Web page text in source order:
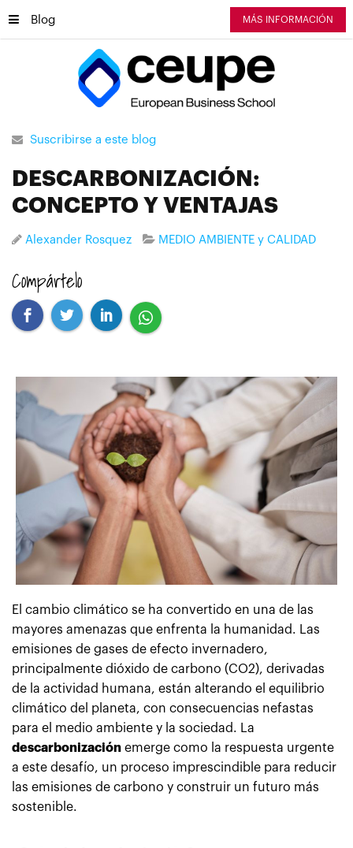
Blog MÁS INFORMACIÓN
Suscribirse a este blog
DESCARBONIZACIÓN:
CONCEPTO Y VENTAJAS
Alexander Rosquez MEDIO AMBIENTE y CALIDAD
Compártelo
El cambio climático se ha convertido en una de las
mayores amenazas que enfrenta la humanidad. Las
emisiones de gases de efecto invernadero,
principalmente dióxido de carbono (CO2), derivadas
de la actividad humana, están alterando el equilibrio
climático del planeta, con consecuencias nefastas
para el medio ambiente y la sociedad. La
descarbonización emerge como la respuesta urgente
a este desafío, un proceso imprescindible para reducir
las emisiones de carbono y construir un futuro más
sostenible.